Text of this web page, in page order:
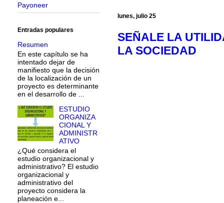
lunes, julio 25
SEÑALE LA
LA SOCIEDAD
Payoneer
Entradas populares
Resumen
En este capítulo se ha
intentado dejar de
manifiesto que la decisión
de la localización de un
proyecto es determinante
en el desarrollo de ...
ESTUDIO
ORGANIZA
CIONAL Y
ADMINISTR
ATIVO
¿Qué considera el
estudio organizacional y
administrativo? El estudio
organizacional y
administrativo del
proyecto considera la
planeación e...